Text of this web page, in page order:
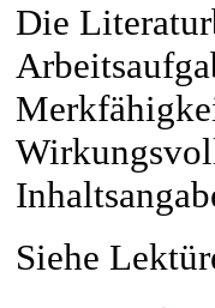
Die
Siehe